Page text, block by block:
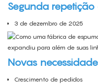
Segunda
3 de dezembro de 2025
Novas
Crescimento de pedidos